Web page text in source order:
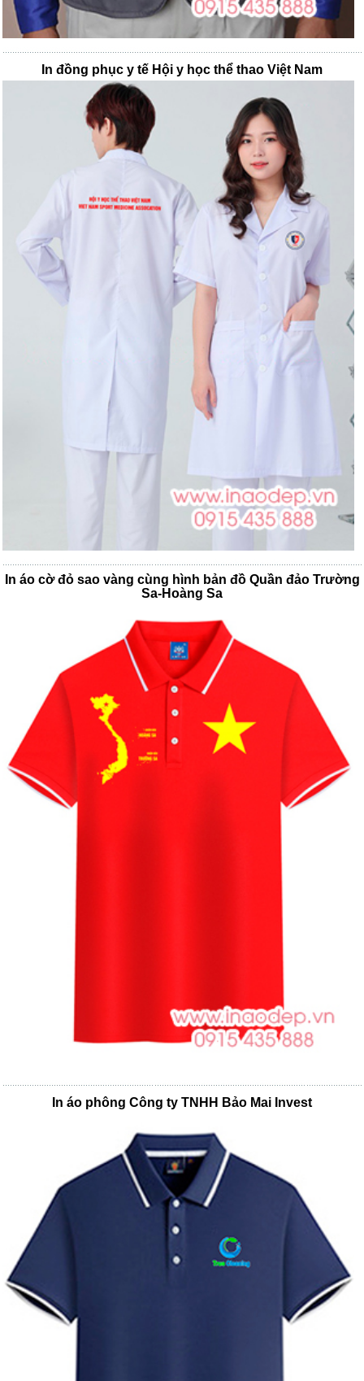
In đồng phục y tế Hội y học thể thao Việt Nam
In áo cờ đỏ sao vàng cùng hình bản đồ Quần đảo Trường
Sa-Hoàng Sa
In áo phông Công ty TNHH Bảo Mai Invest